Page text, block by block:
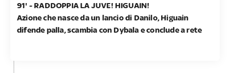
91' - RADDOPPIA LA JUVE! HIGUAIN!
Azione che nasce da un lancio di Danilo, Higuain
difende palla, scambia con Dybala e conclude a rete